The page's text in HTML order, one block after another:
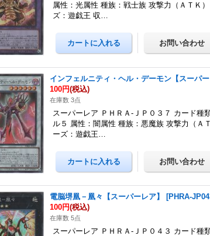
属性：光属性 種族：戦士族 攻撃力（ＡＴＫ
ズ：遊戯王 収…
インフェルニティ・ヘル・デーモン【スーパー
100円(税込)
在庫数 3点
スーパーレア ＰＨＲＡ-ＪＰ０３７ カード種
ル５ 属性：闇属性 種族：悪魔族 攻撃力（Ａ
ーズ：遊戯王…
電脳堺凰－凰々【スーパーレア】 [PHRA-
100円(税込)
在庫数 5点
スーパーレア ＰＨＲＡ-ＪＰ０４３ カード種